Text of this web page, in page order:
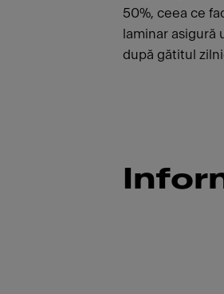
50%, ceea ce
laminar asigură
după gătitul